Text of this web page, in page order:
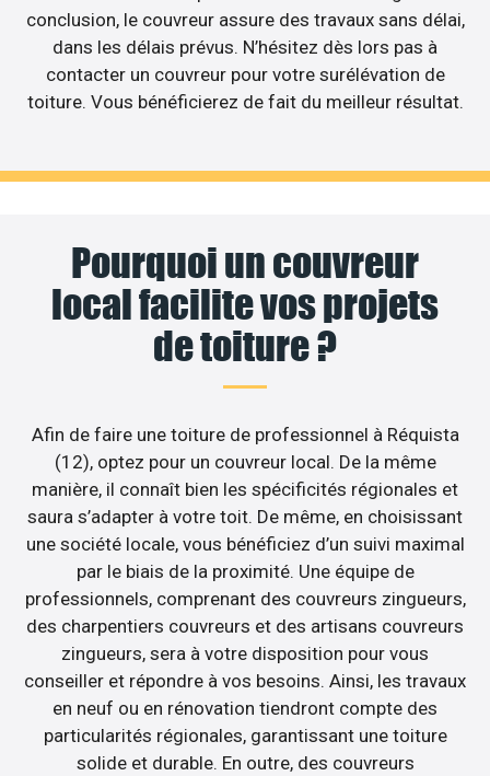
conclusion, le couvreur assure des travaux sans délai,
dans les délais prévus. N’hésitez dès lors pas à
contacter un couvreur pour votre surélévation de
toiture. Vous bénéficierez de fait du meilleur résultat.
Pourquoi un couvreur
local facilite vos projets
de toiture ?
Afin de faire une toiture de professionnel à Réquista
(12), optez pour un couvreur local. De la même
manière, il connaît bien les spécificités régionales et
saura s’adapter à votre toit. De même, en choisissant
une société locale, vous bénéficiez d’un suivi maximal
par le biais de la proximité. Une équipe de
professionnels, comprenant des couvreurs zingueurs,
des charpentiers couvreurs et des artisans couvreurs
zingueurs, sera à votre disposition pour vous
conseiller et répondre à vos besoins. Ainsi, les travaux
en neuf ou en rénovation tiendront compte des
particularités régionales, garantissant une toiture
solide et durable. En outre, des couvreurs